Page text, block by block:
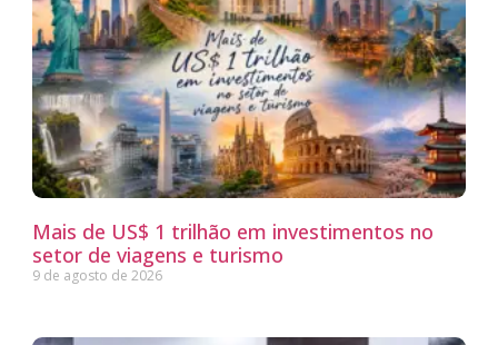
Mais de US$ 1 trilhão em investimentos no
setor de viagens e turismo
9 de agosto de 2026